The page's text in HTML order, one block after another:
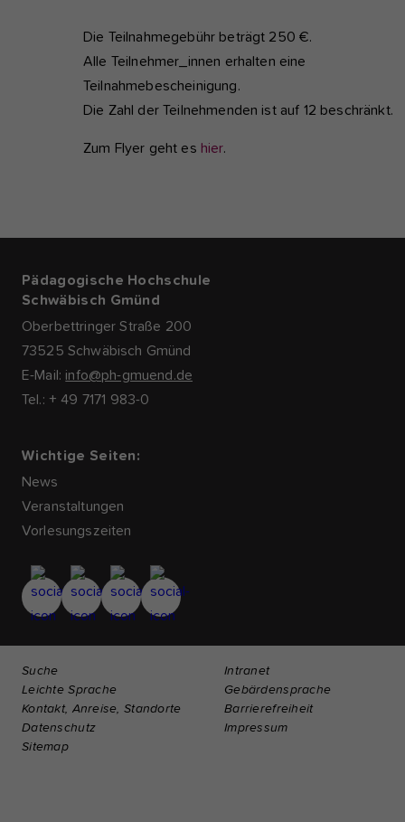
Die Teilnahmegebühr beträgt 250 €.
Alle Teilnehmer_innen erhalten eine
Teilnahmebescheinigung.
Die Zahl der Teilnehmenden ist auf 12 beschränkt.
Zum Flyer geht es hier.
Pädagogische Hochschule
Schwäbisch Gmünd
Oberbettringer Straße 200
73525 Schwäbisch Gmünd
E-Mail: info@ph-gmuend.de
Tel.: + 49 7171 983-0
Wichtige Seiten:
News
Veranstaltungen
Vorlesungszeiten
Suche
Intranet
Leichte Sprache
Gebärdensprache
Kontakt, Anreise, Standorte
Barrierefreiheit
Datenschutz
Impressum
Sitemap